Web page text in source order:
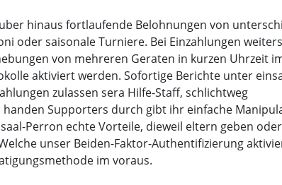
hinaus fortlaufende Belohnungen von
oder saisonale Turniere. Bei Einzahlungen weiters
von mehreren Geraten in kurzen Uhrzeit
aktiviert werden. Sofortige Berichte unter
zulassen sera Hilfe-Staff, schlichtweg
handen Supporters durch gibt ihr einfache
Perron echte Vorteile, dieweil eltern geben oder
unser Beiden-Faktor-Authentifizierung
im voraus.